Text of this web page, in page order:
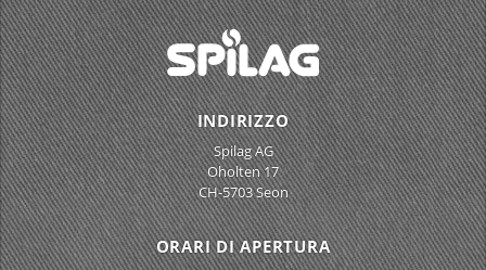
INDIRIZZO
Spilag AG
Oholten 17
CH-5703 Seon
ORARI DI APERTURA